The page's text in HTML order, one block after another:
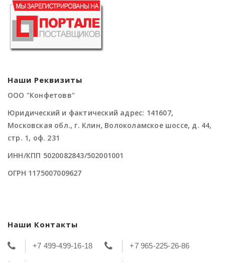
Наши Реквизиты
ООО "Конфетовв"
Юридический и фактический адрес: 141607,
Московская обл., г. Клин, Волоколамское шоссе, д. 44,
стр. 1, оф. 231
ИНН/КПП 5020082843/502001001
ОГРН 1175007009627
Наши Контакты
+7 499-499-16-18 +7 965-225-26-86